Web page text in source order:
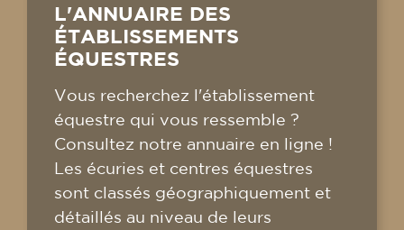
L'ANNUAIRE DES
ÉTABLISSEMENTS
ÉQUESTRES
Vous recherchez l'établissement
équestre qui vous ressemble ?
Consultez notre annuaire en ligne !
Les écuries et centres équestres
sont classés géographiquement et
détaillés au niveau de leurs